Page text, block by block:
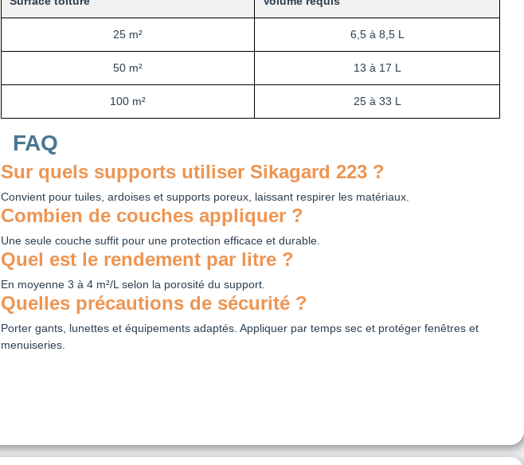
25 m² 6,5 à 8,5 L
50 m² 13 à 17 L
100 m² 25 à 33 L
FAQ
Sur quels supports utiliser Sikagard 223 ?
Convient pour tuiles, ardoises et supports poreux, laissant respirer les matériaux.
Combien de couches appliquer ?
Une seule couche suffit pour une protection efficace et durable.
Quel est le rendement par litre ?
En moyenne 3 à 4 m²/L selon la porosité du support.
Quelles précautions de sécurité ?
Porter gants, lunettes et équipements adaptés. Appliquer par temps sec et protéger fenêtres et
menuiseries.